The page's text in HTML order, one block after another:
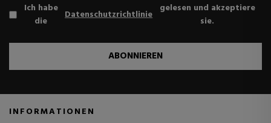
Ich habe
die
Datenschutzrichtlinie gelesen und akzeptiere
sie.
ABONNIEREN
INFORMATIONEN